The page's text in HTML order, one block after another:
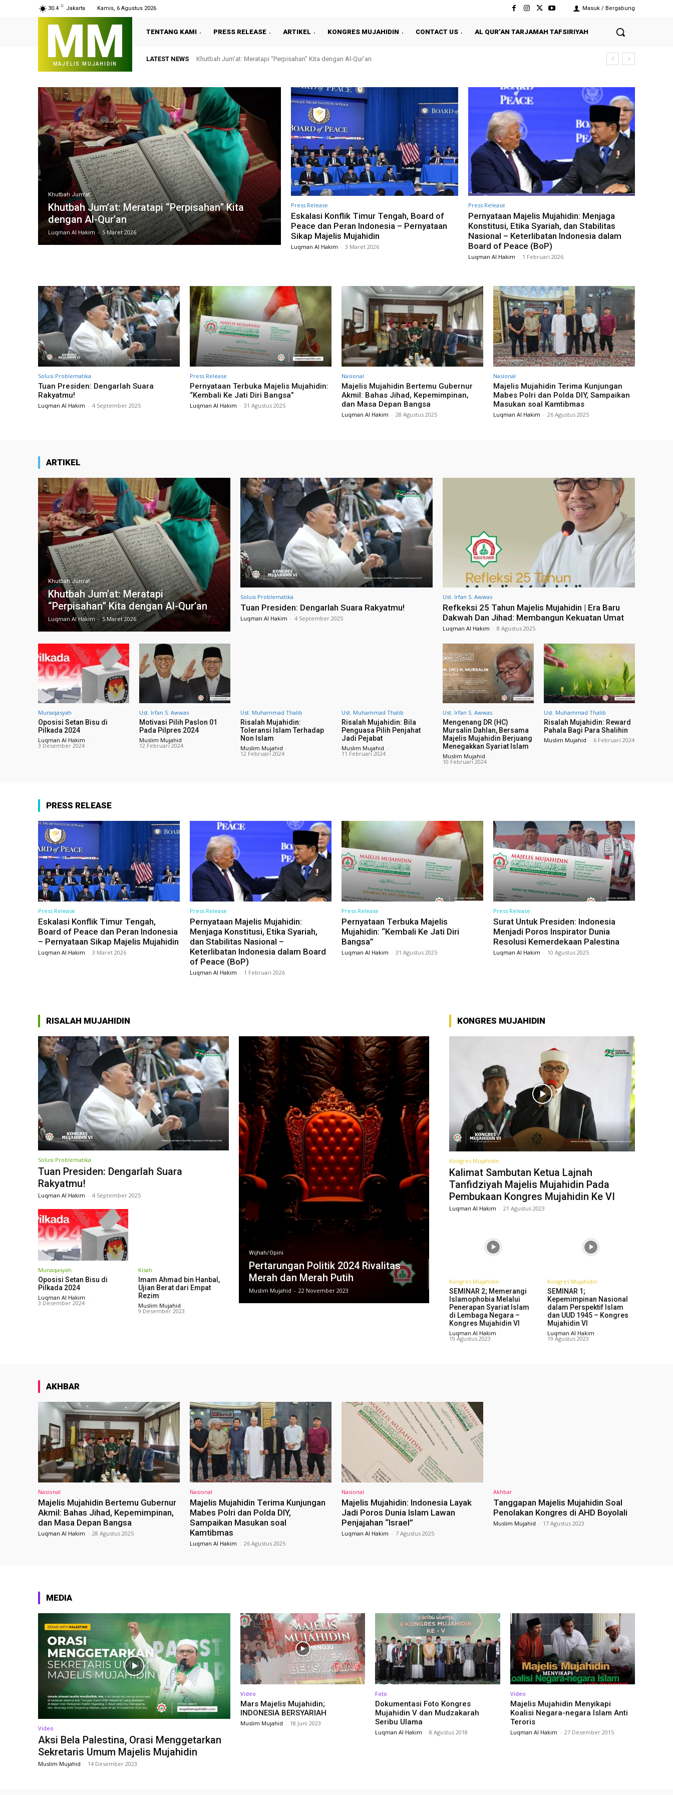
30.4 C Jakarta Kamis, 6 Agustus 2026 Masuk / Bergabung
MM
MAJELIS MUJAHIDIN
TENTANG KAMI PRESS RELEASE ARTIKEL KONGRES MUJAHIDIN CONTACT US AL QUR’AN TARJAMAH TAFSIRIYAH
LATEST NEWS Khutbah Jum’at: Meratapi “Perpisahan” Kita dengan Al-Qur’an
Khutbah Jum'at
Khutbah Jum’at: Meratapi “Perpisahan” Kita
dengan Al-Qur’an
Luqman Al Hakim - 5 Maret 2026
Press Release
Eskalasi Konflik Timur Tengah, Board of
Peace dan Peran Indonesia – Pernyataan
Sikap Majelis Mujahidin
Luqman Al Hakim - 3 Maret 2026
Press Release
Pernyataan Majelis Mujahidin: Menjaga
Konstitusi, Etika Syariah, dan Stabilitas
Nasional – Keterlibatan Indonesia dalam
Board of Peace (BoP)
Luqman Al Hakim - 1 Februari 2026
Solusi Problematika
Tuan Presiden: Dengarlah Suara
Rakyatmu!
Luqman Al Hakim - 4 September 2025
Press Release
Pernyataan Terbuka Majelis Mujahidin:
“Kembali Ke Jati Diri Bangsa”
Luqman Al Hakim - 31 Agustus 2025
Nasional
Majelis Mujahidin Bertemu Gubernur
Akmil: Bahas Jihad, Kepemimpinan,
dan Masa Depan Bangsa
Luqman Al Hakim - 28 Agustus 2025
Nasional
Majelis Mujahidin Terima Kunjungan
Mabes Polri dan Polda DIY, Sampaikan
Masukan soal Kamtibmas
Luqman Al Hakim - 26 Agustus 2025
ARTIKEL
Khutbah Jum'at
Khutbah Jum’at: Meratapi
“Perpisahan” Kita dengan Al-Qur’an
Luqman Al Hakim - 5 Maret 2026
Solusi Problematika
Tuan Presiden: Dengarlah Suara Rakyatmu!
Luqman Al Hakim - 4 September 2025
Ust. Irfan S. Awwas
Refkeksi 25 Tahun Majelis Mujahidin | Era Baru
Dakwah Dan Jihad: Membangun Kekuatan Umat
Luqman Al Hakim - 8 Agustus 2025
Munaqasyah
Oposisi Setan Bisu di
Pilkada 2024
Luqman Al Hakim -
3 Desember 2024
Ust. Irfan S. Awwas
Motivasi Pilih Paslon 01
Pada Pilpres 2024
Muslim Mujahid -
12 Februari 2024
Ust. Muhammad Thalib
Risalah Mujahidin:
Toleransi Islam Terhadap
Non Islam
Muslim Mujahid -
12 Februari 2024
Ust. Muhammad Thalib
Risalah Mujahidin: Bila
Penguasa Pilih Penjahat
Jadi Pejabat
Muslim Mujahid -
11 Februari 2024
Ust. Irfan S. Awwas
Mengenang DR (HC)
Mursalin Dahlan, Bersama
Majelis Mujahidin Berjuang
Menegakkan Syariat Islam
Muslim Mujahid -
10 Februari 2024
Ust. Muhammad Thalib
Risalah Mujahidin: Reward
Pahala Bagi Para Shalihin
Muslim Mujahid - 6 Februari 2024
PRESS RELEASE
Press Release
Eskalasi Konflik Timur Tengah,
Board of Peace dan Peran Indonesia
– Pernyataan Sikap Majelis Mujahidin
Luqman Al Hakim - 3 Maret 2026
Press Release
Pernyataan Majelis Mujahidin:
Menjaga Konstitusi, Etika Syariah,
dan Stabilitas Nasional –
Keterlibatan Indonesia dalam Board
of Peace (BoP)
Luqman Al Hakim - 1 Februari 2026
Press Release
Pernyataan Terbuka Majelis
Mujahidin: “Kembali Ke Jati Diri
Bangsa”
Luqman Al Hakim - 31 Agustus 2025
Press Release
Surat Untuk Presiden: Indonesia
Menjadi Poros Inspirator Dunia
Resolusi Kemerdekaan Palestina
Luqman Al Hakim - 10 Agustus 2025
RISALAH MUJAHIDIN
Solusi Problematika
Tuan Presiden: Dengarlah Suara
Rakyatmu!
Luqman Al Hakim - 4 September 2025
Munaqasyah
Oposisi Setan Bisu di
Pilkada 2024
Luqman Al Hakim -
3 Desember 2024
Kisah
Imam Ahmad bin Hanbal,
Ujian Berat dari Empat
Rezim
Muslim Mujahid -
9 Desember 2023
Wijhah/Opini
Pertarungan Politik 2024 Rivalitas
Merah dan Merah Putih
Muslim Mujahid - 22 November 2023
KONGRES MUJAHIDIN
Kongres Mujahidin
Kalimat Sambutan Ketua Lajnah
Tanfidziyah Majelis Mujahidin Pada
Pembukaan Kongres Mujahidin Ke VI
Luqman Al Hakim - 21 Agustus 2023
Kongres Mujahidin
SEMINAR 2; Memerangi
Islamophobia Melalui
Penerapan Syariat Islam
di Lembaga Negara –
Kongres Mujahidin VI
Luqman Al Hakim -
19 Agustus 2023
Kongres Mujahidin
SEMINAR 1;
Kepemimpinan Nasional
dalam Perspektif Islam
dan UUD 1945 – Kongres
Mujahidin VI
Luqman Al Hakim -
19 Agustus 2023
AKHBAR
Nasional
Majelis Mujahidin Bertemu Gubernur
Akmil: Bahas Jihad, Kepemimpinan,
dan Masa Depan Bangsa
Luqman Al Hakim - 28 Agustus 2025
Nasional
Majelis Mujahidin Terima Kunjungan
Mabes Polri dan Polda DIY,
Sampaikan Masukan soal
Kamtibmas
Luqman Al Hakim - 26 Agustus 2025
Nasional
Majelis Mujahidin: Indonesia Layak
Jadi Poros Dunia Islam Lawan
Penjajahan “Israel”
Luqman Al Hakim - 7 Agustus 2025
Akhbar
Tanggapan Majelis Mujahidin Soal
Penolakan Kongres di AHD Boyolali
Muslim Mujahid - 17 Agustus 2023
MEDIA
Video
Aksi Bela Palestina, Orasi Menggetarkan
Sekretaris Umum Majelis Mujahidin
Muslim Mujahid - 14 Desember 2023
Video
Mars Majelis Mujahidin;
INDONESIA BERSYARIAH
Muslim Mujahid - 18 Juni 2023
Foto
Dokumentasi Foto Kongres
Mujahidin V dan Mudzakarah
Seribu Ulama
Luqman Al Hakim - 8 Agustus 2018
Video
Majelis Mujahidin Menyikapi
Koalisi Negara-negara Islam Anti
Teroris
Luqman Al Hakim - 27 Desember 2015